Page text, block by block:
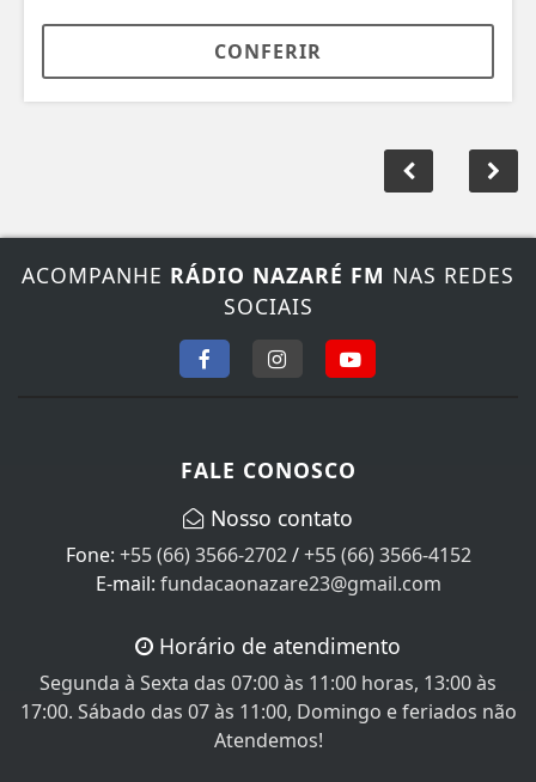
CONFERIR
ACOMPANHE RÁDIO NAZARÉ FM NAS REDES
SOCIAIS
FALE CONOSCO
Nosso contato
Fone: +55 (66) 3566-2702/+55 (66) 3566-4152
E-mail: fundacaonazare23@gmail.com
Horário de atendimento
Segunda à Sexta das 07:00 às 11:00 horas, 13:00 às
17:00. Sábado das 07 às 11:00, Domingo e feriados não
Atendemos!